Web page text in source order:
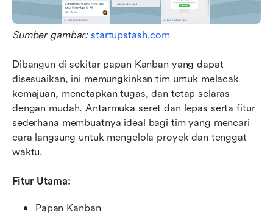
Sumber gambar: startupstash.com
Dibangun di sekitar papan Kanban yang dapat
disesuaikan, ini memungkinkan tim untuk melacak
kemajuan, menetapkan tugas, dan tetap selaras
dengan mudah. Antarmuka seret dan lepas serta fitur
sederhana membuatnya ideal bagi tim yang mencari
cara langsung untuk mengelola proyek dan tenggat
waktu.
Fitur Utama:
Papan Kanban